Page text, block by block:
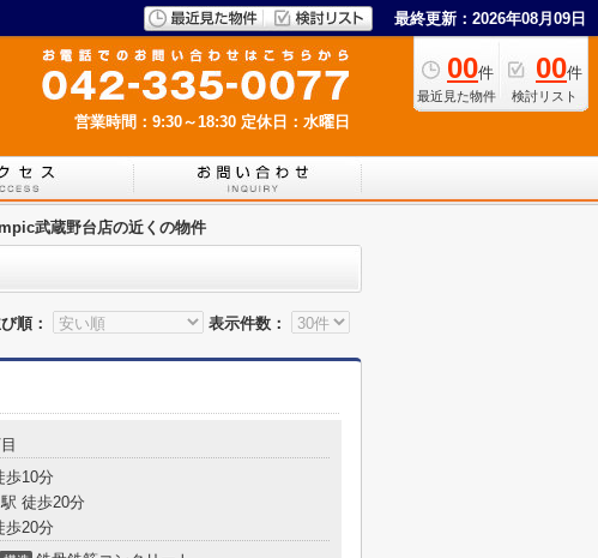
最終更新：2026年08月09日
00件
最近見た物件
00件
検討リスト
営業時間：9:30～18:30 定休日：水曜日
武蔵野台店の近くの物件
順： 表示件数：
歩10分
駅 徒歩20分
歩20分